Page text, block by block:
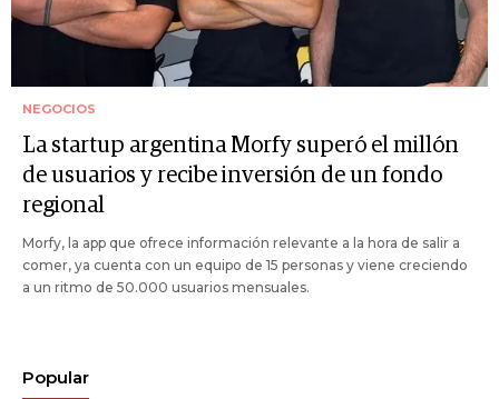
NEGOCIOS
La startup argentina Morfy superó el millón
de usuarios y recibe inversión de un fondo
regional
Morfy, la app que ofrece información relevante a la hora de salir a
comer, ya cuenta con un equipo de 15 personas y viene creciendo
a un ritmo de 50.000 usuarios mensuales.
Popular